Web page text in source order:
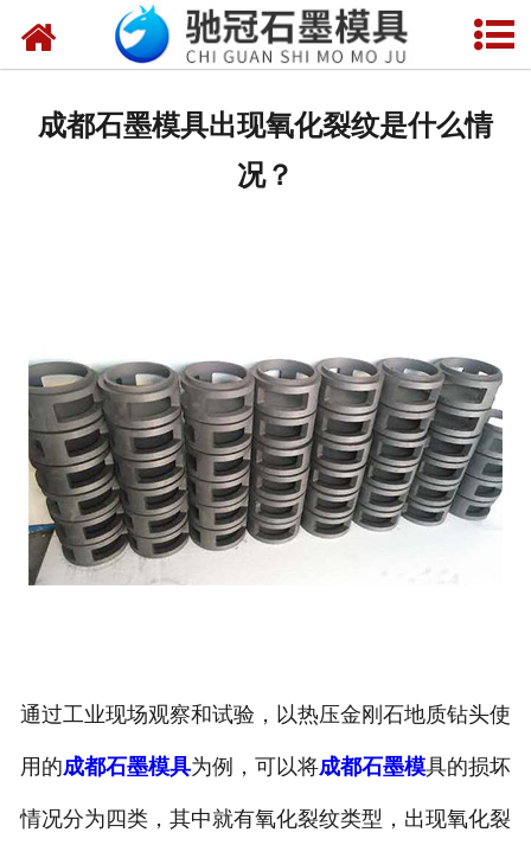
网站首页
成都石墨模具出现氧化裂纹是什么情
况？
通过工业现场观察和试验，以热压金刚石地质钻头使
用的成都石墨模具为例，可以将成都石墨模具的损坏
情况分为四类，其中就有氧化裂纹类型，出现氧化裂